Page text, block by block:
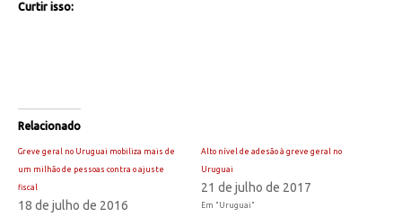
Curtir isso:
Relacionado
Greve geral no Uruguai mobiliza mais de
um milhão de pessoas contra o ajuste
fiscal
18 de julho de 2016
Alto nível de adesão à greve geral no
Uruguai
21 de julho de 2017
Em "Uruguai"